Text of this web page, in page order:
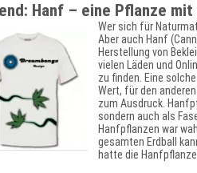
Hanf – eine Pflanze
Wer sich für
Aber auch Hanf
Herstellung von
vielen Läden und
zu finden. Eine
Wert, für den
zum Ausdruck.
sondern auch als
Hanfpflanzen war
gesamten Erdball
hatte die